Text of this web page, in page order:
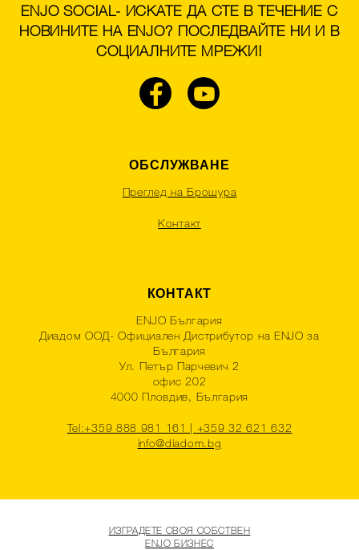
ENJO SOCIAL- ИСКАТЕ ДА СТЕ В ТЕЧЕНИЕ С
НОВИНИТЕ НА ENJO? ПОСЛЕДВАЙТЕ НИ И В
СОЦИАЛНИТЕ МРЕЖИ!
ОБСЛУЖВАНЕ
Преглед на Брошура
Контакт
КОНТАКТ
ENJO България
Диадом ООД- Официален Дистрибутор на ENJO за
България
Ул. Петър Парчевич 2
офис 202
4000 Пловдив, България
Tel:+359 888 981 161 | +359 32 621 632
info@diadom.bg
ИЗГРАДЕТЕ СВОЯ СОБСТВЕН
ENJO БИЗНЕС